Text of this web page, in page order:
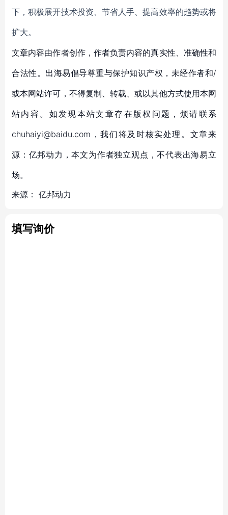
下，积极展开技术投资、节省人手、提高效率的趋势或将
扩大。
文章内容由作者创作，作者负责内容的真实性、准确性和
合法性。出海易倡导尊重与保护知识产权，未经作者和/
或本网站许可，不得复制、转载、或以其他方式使用本网
站内容。如发现本站文章存在版权问题，烦请联系
chuhaiyi@baidu.com，我们将及时核实处理。文章来
源：亿邦动力，本文为作者独立观点，不代表出海易立
场。
来源： 亿邦动力
填写询价